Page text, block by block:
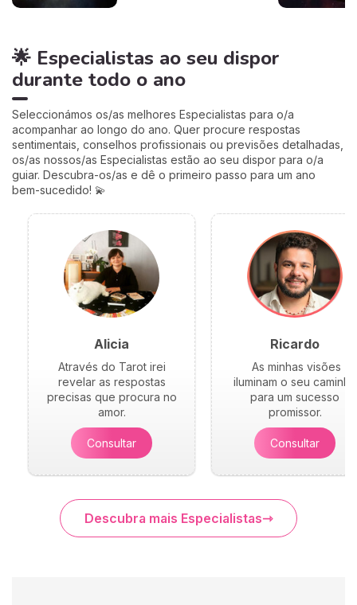
Muitos astrólogos
desprezam este trânsito por
o acharem «fraco»… mas eu
talvez um dos mais
profundamente humanos do
ano. Siga-me: o seu
coração vai perceber. 💛
🌟 Especialistas ao seu dispor
durante todo o ano
Seleccionámos os/as melhores Especialistas para o/a
acompanhar ao longo do ano. Quer procure respostas
sentimentais, conselhos profissionais ou previsões detalhadas,
os/as nossos/as Especialistas estão ao seu dispor para o/a
guiar. Descubra-os/as e dê o primeiro passo para um ano
bem-sucedido! 💫
Alicia
Através do Tarot irei
revelar as respostas
precisas que procura no
amor.
Consultar
Ricardo
As minhas visões
iluminam o seu caminho
para um sucesso
promissor.
Consultar
Descubra mais Especialistas